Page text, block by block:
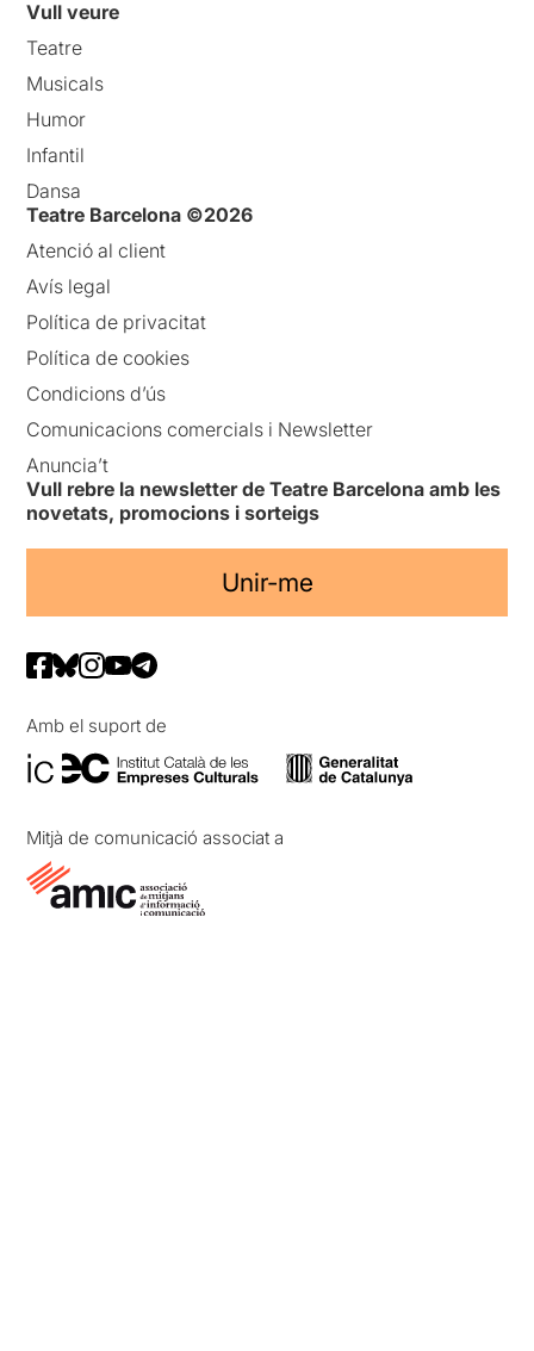
Vull veure
Teatre
Musicals
Humor
Infantil
Dansa
Teatre Barcelona ©2026
Atenció al client
Avís legal
Política de privacitat
Política de cookies
Condicions d’ús
Comunicacions comercials i Newsletter
Anuncia’t
Vull rebre la newsletter de Teatre Barcelona amb les
novetats, promocions i sorteigs
Unir-me
Amb el suport de
Mitjà de comunicació associat a